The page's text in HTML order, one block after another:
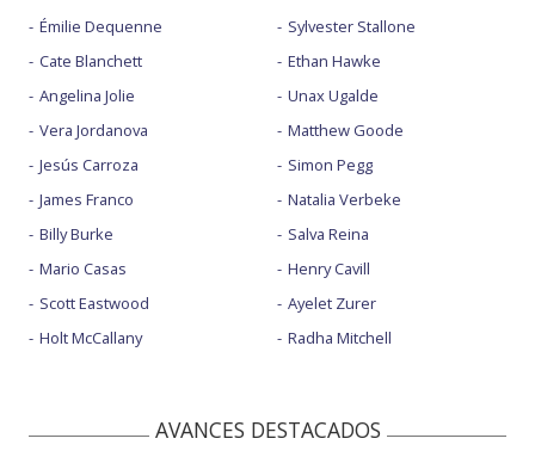
Émilie Dequenne
Cate Blanchett
Angelina Jolie
Vera Jordanova
Jesús Carroza
James Franco
Billy Burke
Mario Casas
Scott Eastwood
Holt McCallany
Sylvester Stallone
Ethan Hawke
Unax Ugalde
Matthew Goode
Simon Pegg
Natalia Verbeke
Salva Reina
Henry Cavill
Ayelet Zurer
Radha Mitchell
AVANCES DESTACADOS